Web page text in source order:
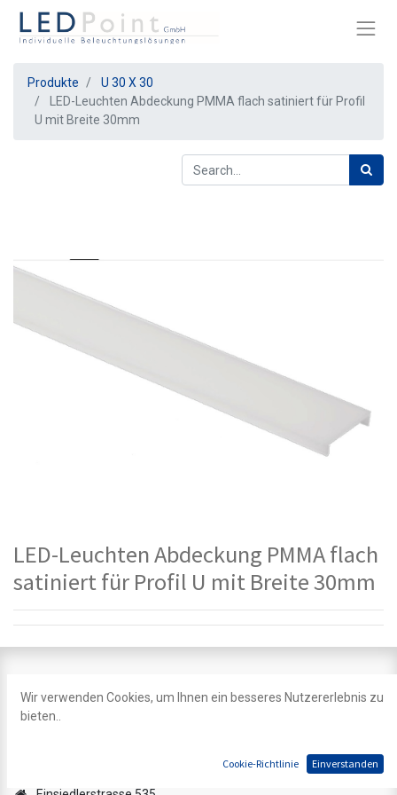
Produkte
U 30 X 30
LED-Leuchten Abdeckung PMMA flach satiniert für Profil
U mit Breite 30mm
LED-Leuchten Abdeckung PMMA flach
satiniert für Profil U mit Breite 30mm
Unsere Kontaktdaten
Wir verwenden Cookies, um Ihnen ein besseres Nutzererlebnis zu
bieten..
Cookie-Richtlinie Einverstanden